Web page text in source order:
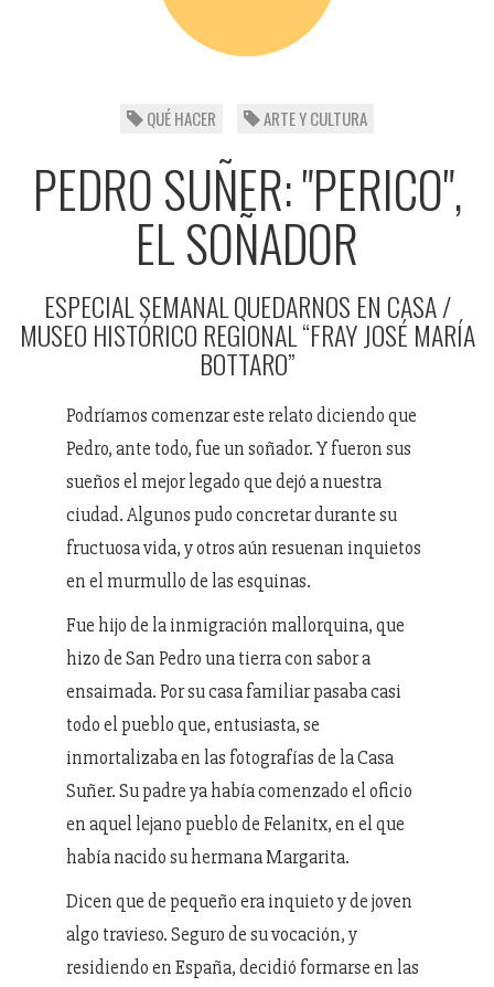
QUÉ HACER ARTE Y CULTURA
PEDRO SUÑER: "PERICO",
EL SOÑADOR
ESPECIAL SEMANAL QUEDARNOS EN CASA /
MUSEO HISTÓRICO REGIONAL “FRAY JOSÉ MARÍA
BOTTARO”
Podríamos comenzar este relato diciendo que
Pedro, ante todo, fue un soñador. Y fueron sus
sueños el mejor legado que dejó a nuestra
ciudad. Algunos pudo concretar durante su
fructuosa vida, y otros aún resuenan inquietos
en el murmullo de las esquinas.
Fue hijo de la inmigración mallorquina, que
hizo de San Pedro una tierra con sabor a
ensaimada. Por su casa familiar pasaba casi
todo el pueblo que, entusiasta, se
inmortalizaba en las fotografías de la Casa
Suñer. Su padre ya había comenzado el oficio
en aquel lejano pueblo de Felanitx, en el que
había nacido su hermana Margarita.
Dicen que de pequeño era inquieto y de joven
algo travieso. Seguro de su vocación, y
residiendo en España, decidió formarse en las